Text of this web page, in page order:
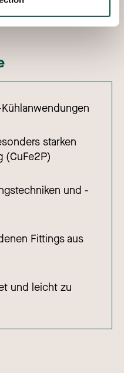
starken
(CuFe2P)
und -
Fittings aus
und leicht zu